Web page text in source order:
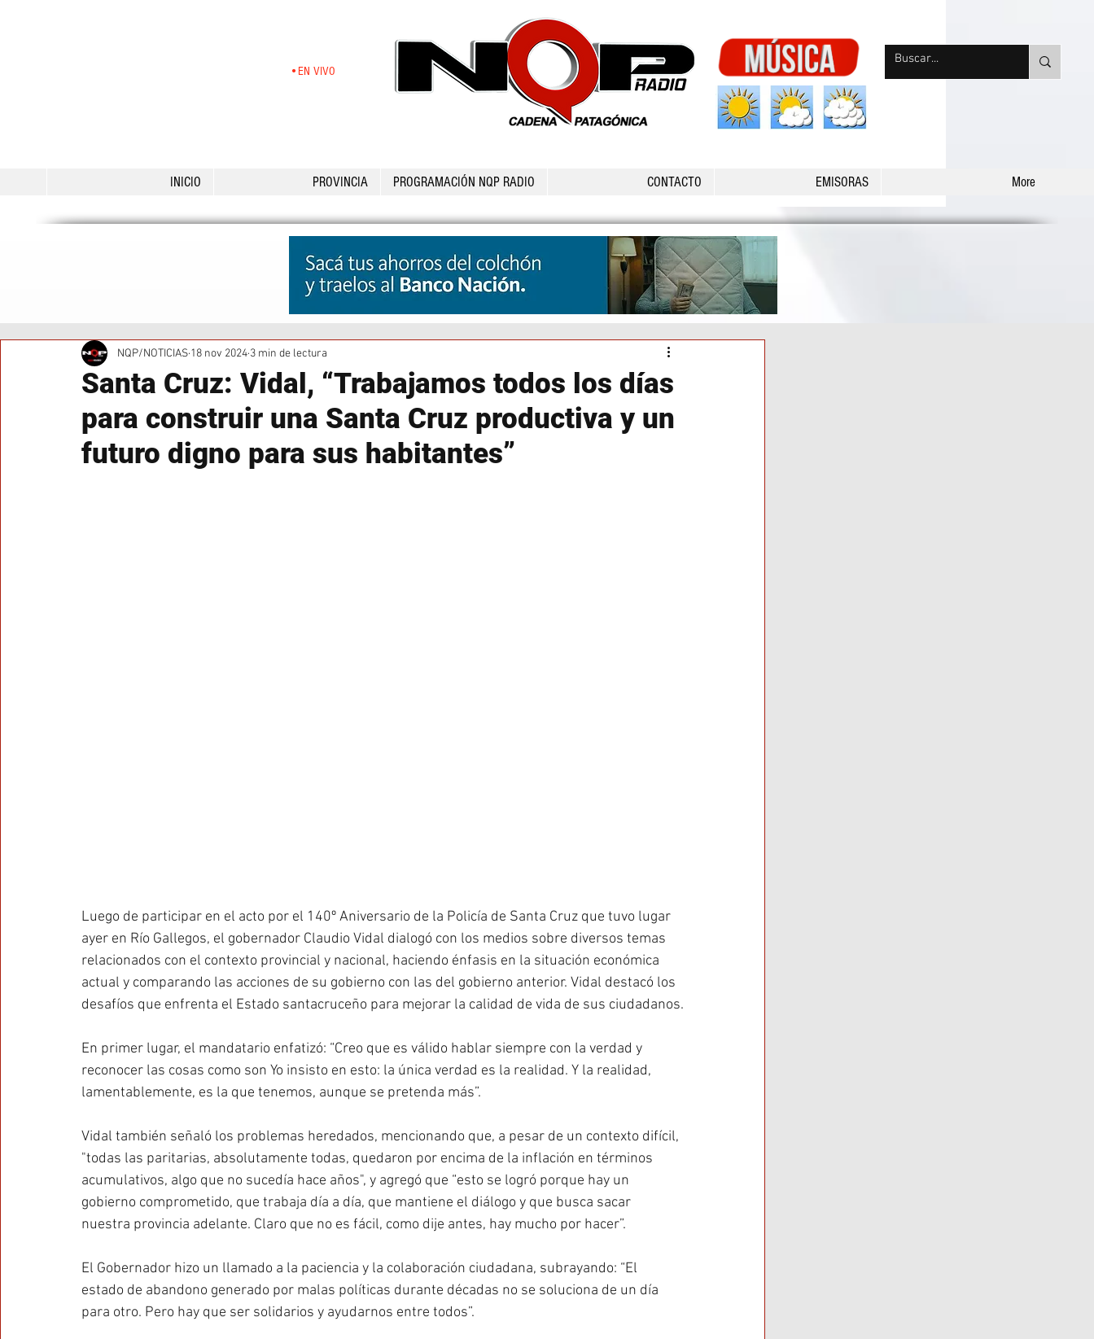
•EN VIVO
INICIO PROVINCIA PROGRAMACIÓN NQP RADIO CONTACTO EMISORAS More
Santa Cruz: Vidal, “Trabajamos todos los días
para construir una Santa Cruz productiva y un
futuro digno para sus habitantes”
NQP/NOTICIAS 18 nov 2024 3 min de lectura
Luego de participar en el acto por el 140º Aniversario de la Policía de Santa Cruz que tuvo lugar
ayer en Río Gallegos, el gobernador Claudio Vidal dialogó con los medios sobre diversos temas
relacionados con el contexto provincial y nacional, haciendo énfasis en la situación económica
actual y comparando las acciones de su gobierno con las del gobierno anterior. Vidal destacó los
desafíos que enfrenta el Estado santacruceño para mejorar la calidad de vida de sus ciudadanos.
En primer lugar, el mandatario enfatizó: “Creo que es válido hablar siempre con la verdad y
reconocer las cosas como son Yo insisto en esto: la única verdad es la realidad. Y la realidad,
lamentablemente, es la que tenemos, aunque se pretenda más”.
Vidal también señaló los problemas heredados, mencionando que, a pesar de un contexto difícil,
"todas las paritarias, absolutamente todas, quedaron por encima de la inflación en términos
acumulativos, algo que no sucedía hace años", y agregó que “esto se logró porque hay un
gobierno comprometido, que trabaja día a día, que mantiene el diálogo y que busca sacar
nuestra provincia adelante. Claro que no es fácil, como dije antes, hay mucho por hacer”.
El Gobernador hizo un llamado a la paciencia y la colaboración ciudadana, subrayando: “El
estado de abandono generado por malas políticas durante décadas no se soluciona de un día
para otro. Pero hay que ser solidarios y ayudarnos entre todos”.